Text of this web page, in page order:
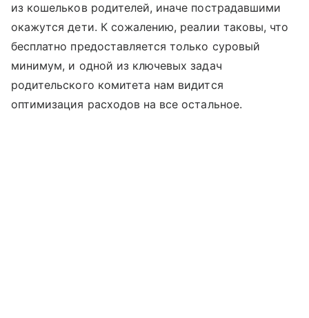
из кошельков родителей, иначе пострадавшими
окажутся дети. К сожалению, реалии таковы, что
бесплатно предоставляется только суровый
минимум, и одной из ключевых задач
родительского комитета нам видится
оптимизация расходов на все остальное.